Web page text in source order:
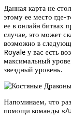
Данная карта не
этому ее место где-
ее в онлайн битвах
случае, это может
возможно в
Royale у вас есть
максимальный
звездный уровень.
Напоминаем, что
помощи команды «/